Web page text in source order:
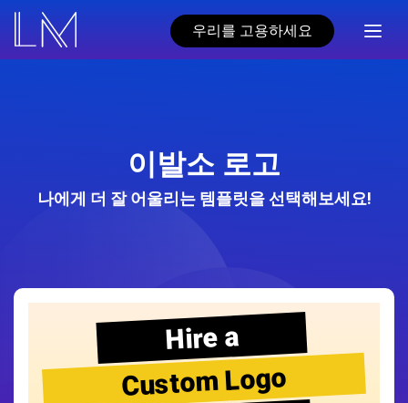
우리를 고용하세요
이발소 로고
나에게 더 잘 어울리는 템플릿을 선택해보세요!
Hire a
Custom Logo